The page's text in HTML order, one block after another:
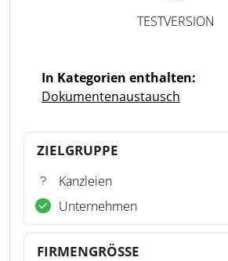
TESTVERSION
In Kategorien enthalten:
Dokumentenaustausch
ZIELGRUPPE
Kanzleien
Unternehmen
FIRMENGRÖSSE